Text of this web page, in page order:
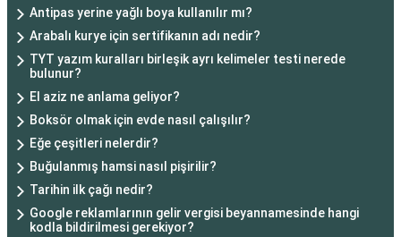
Antipas yerine yağlı boya kullanılır mı?
Arabalı kurye için sertifikanın adı nedir?
TYT yazım kuralları birleşik ayrı kelimeler testi nerede
bulunur?
El aziz ne anlama geliyor?
Boksör olmak için evde nasıl çalışılır?
Eğe çeşitleri nelerdir?
Buğulanmış hamsi nasıl pişirilir?
Tarihin ilk çağı nedir?
Google reklamlarının gelir vergisi beyannamesinde hangi
kodla bildirilmesi gerekiyor?